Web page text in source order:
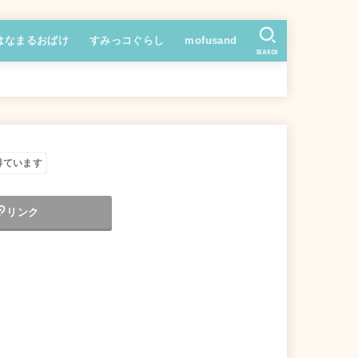
なまるおばけ すみっコぐらし mofusand
SEARCH
ています
リンク